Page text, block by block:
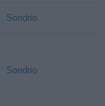
Sondrio
Sondrio